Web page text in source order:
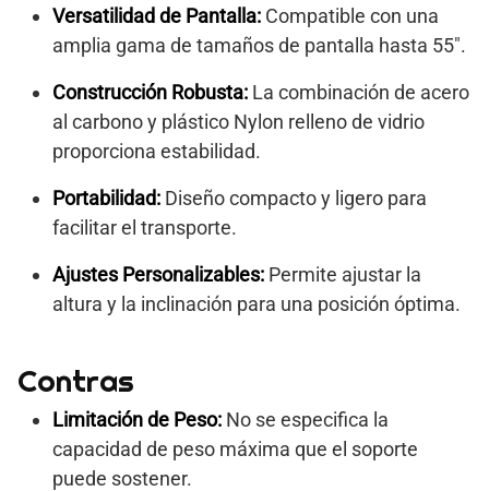
Versatilidad de Pantalla: Compatible con una
amplia gama de tamaños de pantalla hasta 55″.
Construcción Robusta: La combinación de acero
al carbono y plástico Nylon relleno de vidrio
proporciona estabilidad.
Portabilidad: Diseño compacto y ligero para
facilitar el transporte.
Ajustes Personalizables: Permite ajustar la
altura y la inclinación para una posición óptima.
Contras
Limitación de Peso: No se especifica la
capacidad de peso máxima que el soporte
puede sostener.